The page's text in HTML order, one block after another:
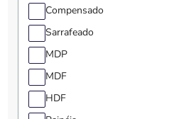
Compensado
Sarrafeado
MDP
MDF
HDF